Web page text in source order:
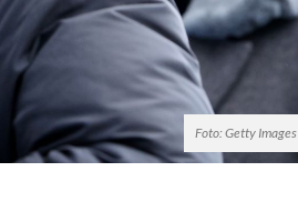
Foto: Getty Images